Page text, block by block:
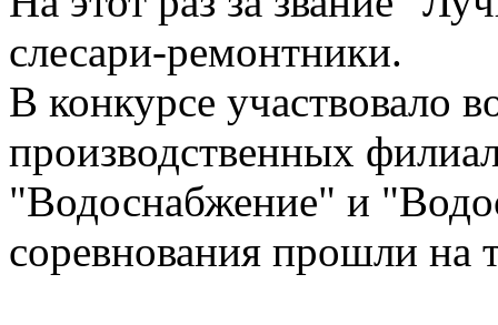
слесари-ремонтники.
В конкурсе участвовало
производственных
"Водоснабжение" и
соревнования прошли